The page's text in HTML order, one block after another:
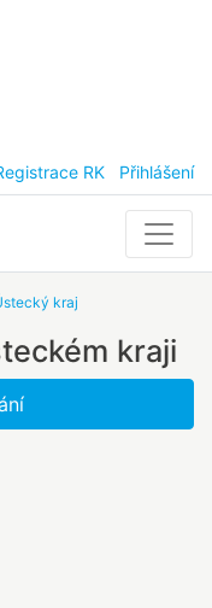
RK Přihlášení
kraj
kraji